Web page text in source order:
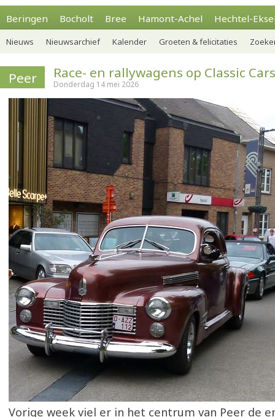
Beringen Bocholt Bree Hamont-Achel Hechtel-
Nieuws Nieuwsarchief Kalender Groeten & felicitaties
Peer Race- en rallywagens op Classic
Donderdag 14 mei 2026
Vorige week viel er in het centrum van Peer de